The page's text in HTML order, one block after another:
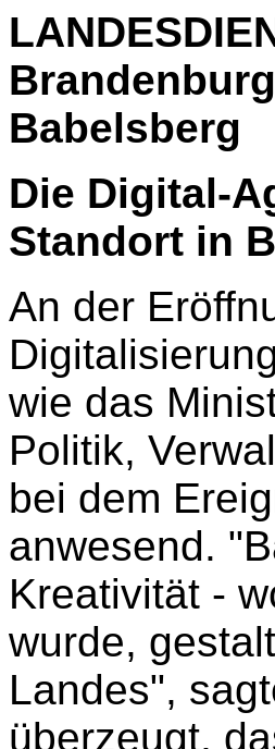
Babelsberg
Die Digital-
Standort in
An der
wie das
Politik,
bei dem
anwesend.
Kreativität -
wurde,
Landes",
überzeugt,